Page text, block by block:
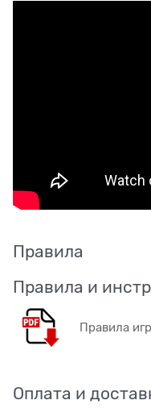
Правила
Правила и
Правила
Оплата и